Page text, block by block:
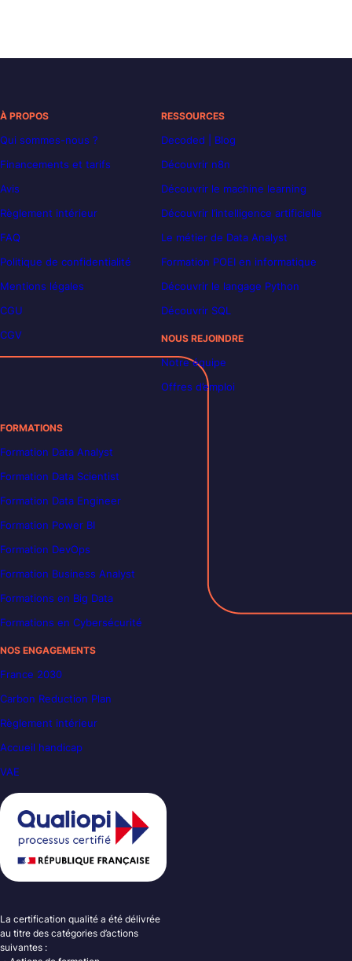
À PROPOS
Qui sommes-nous ?
Financements et tarifs
Avis
Règlement intérieur
FAQ
Politique de confidentialité
Mentions légales
CGU
CGV
RESSOURCES
Decoded | Blog
Découvrir n8n
Découvrir le machine learning
Découvrir l’intelligence artificielle
Le métier de Data Analyst
Formation POEI en informatique
Découvrir le langage Python
Découvrir SQL
NOUS REJOINDRE
Notre équipe
Offres d’emploi
FORMATIONS
Formation Data Analyst
Formation Data Scientist
Formation Data Engineer
Formation Power BI
Formation DevOps
Formation Business Analyst
Formations en Big Data
Formations en Cybersécurité
NOS ENGAGEMENTS
France 2030
Carbon Reduction Plan
Règlement intérieur
Accueil handicap
VAE
La certification qualité a été délivrée
au titre des catégories d’actions
suivantes :